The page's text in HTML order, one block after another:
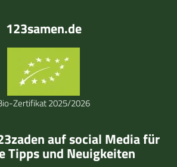
123samen.de
Zertifikat 2025/2026
auf social Media für
Tipps und Neuigkeiten